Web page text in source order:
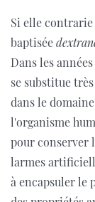
Si elle contrarie
baptisée
Dans les
se substitue
dans le
l'organisme
pour conserver
larmes
à encapsuler le